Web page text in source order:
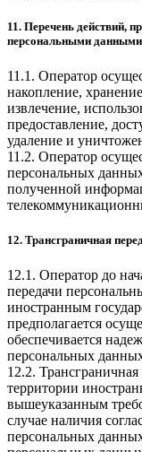
11. Перечень действий,
персональными данными
11.1. Оператор
накопление,
извлечение,
предоставление,
удаление и
11.2. Оператор
персональных
полученной
12. Трансграничная
12.1. Оператор до
передачи
иностранным
предполагается
обеспечивается
персональных
12.2.
территории
вышеуказанным
случае наличия
персональных